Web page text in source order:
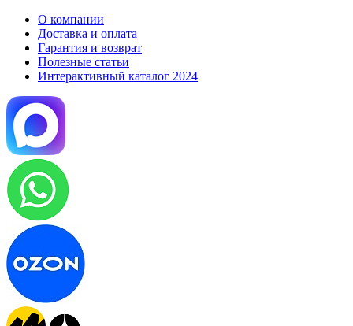
О компании
Доставка и оплата
Гарантия и возврат
Полезные статьи
Интерактивный каталог 2024